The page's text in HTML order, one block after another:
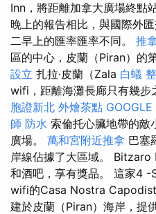
Inn，將距離加拿大廣場終點
晚上的報告相比，與國際外
二早上的匯率匯率不同。 推
區的中心，皮蘭（Piran）的
設立 扎拉·皮蘭（Zala 白蟻
wifi，距離海灘長廊只有幾步
胞證新北 外燴茶點
師 防水 索倫托心臟地帶的敵
廣場。 萬和宮附近推拿 巴塞
岸線佔據了大區域。
和酒吧，享有獎品。 這家4 -
wifi的Casa Nostra
建於皮蘭（Piran）海岸，提